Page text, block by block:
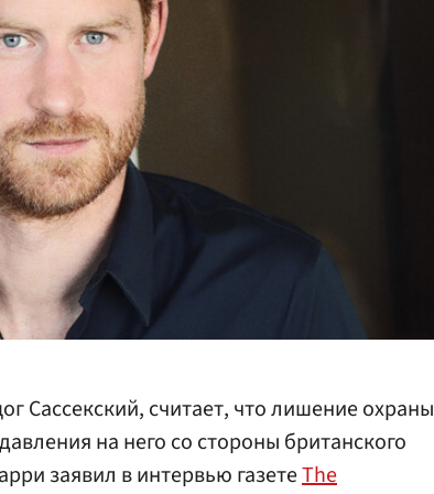
Сассекский, считает, что лишение охраны
на него со стороны британского
заявил в интервью газетеThe